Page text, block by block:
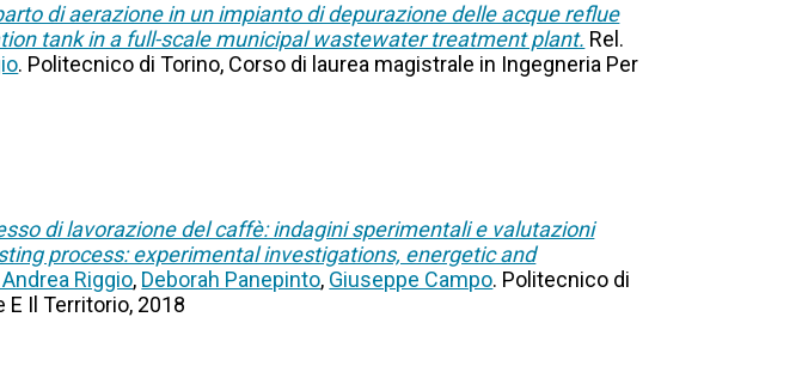
di aerazione in un impianto di depurazione delle acque reflue
tank in a full-scale municipal wastewater treatment plant. Rel.
. Politecnico di Torino, Corso di laurea magistrale in Ingegneria Per
di lavorazione del caffè: indagini sperimentali e valutazioni
process: experimental investigations, energetic and
Riggio, Deborah Panepinto, Giuseppe Campo. Politecnico di
Il Territorio, 2018